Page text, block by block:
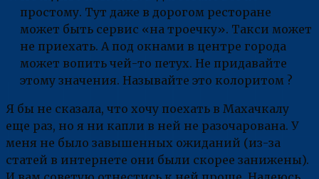
простому. Тут даже в дорогом ресторане
может быть сервис «на троечку». Такси может
не приехать. А под окнами в центре города
может вопить чей-то петух. Не придавайте
этому значения. Называйте это колоритом ?
Я бы не сказала, что хочу поехать в Махачкалу
еще раз, но я ни капли в ней не разочарована. У
меня не было завышенных ожиданий (из-за
статей в интернете они были скорее занижены).